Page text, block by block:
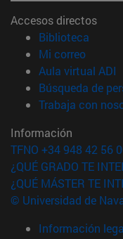
Accesos directos
Biblioteca
Mi correo(abre
Aula virtual ADI
Búsqueda de
Trabaja con
Información
TFNO +34 948 42 56
¿QUÉ GRADO TE
¿QUÉ MÁSTER TE
© Universidad de
Información